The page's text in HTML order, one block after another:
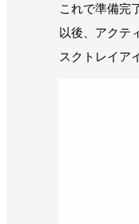
これで準備完
以後、アクテ
スクトレイア